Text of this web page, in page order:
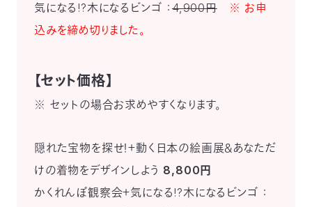
気になる!?木になるビンゴ ： 4,900円
※ お申
込みを締め切りました。
【セット価格】
※ セットの場合お求めやすくなります。
隠れた宝物を探せ！＋動く日本の絵画展＆あなただ
けの着物をデザインしよう 8,800円
かくれんぼ観察会＋気になる!?木になるビンゴ ：